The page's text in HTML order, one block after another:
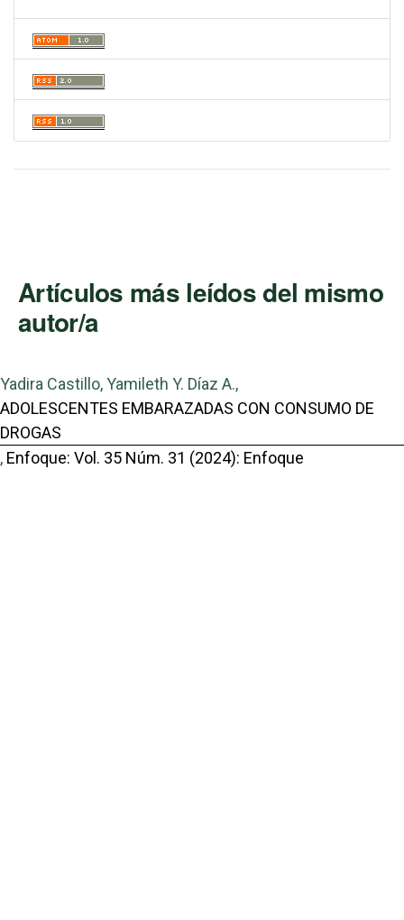
Artículos más leídos del mismo
autor/a
Yadira Castillo, Yamileth Y. Díaz A.,
ADOLESCENTES EMBARAZADAS CON CONSUMO DE
DROGAS
, Enfoque: Vol. 35 Núm. 31 (2024): Enfoque